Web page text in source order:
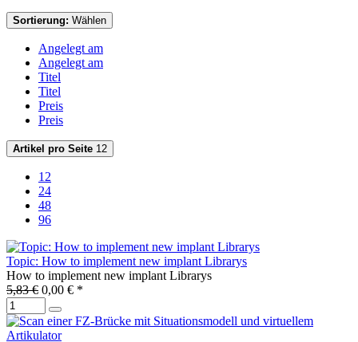
Sortierung: Wählen
Angelegt am
Angelegt am
Titel
Titel
Preis
Preis
Artikel pro Seite 12
12
24
48
96
Topic: How to implement new implant Librarys
How to implement new implant Librarys
5,83 € 0,00 € *